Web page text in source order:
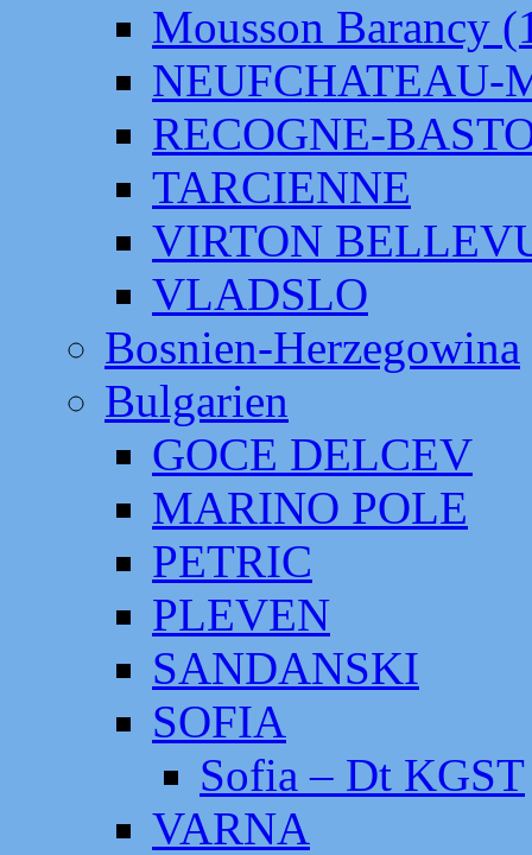
Mousson Barancy
NEUFCHATEAU-
RECOGNE-
TARCIENNE
VIRTON
VLADSLO
Bosnien-Herzegowina
Bulgarien
GOCE DELCEV
MARINO POLE
PETRIC
PLEVEN
SANDANSKI
SOFIA
Sofia – Dt KGST
VARNA